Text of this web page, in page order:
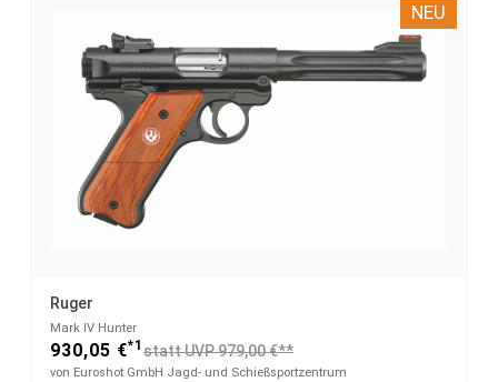
NEU
Ruger
Mark IV Hunter
930,05 €*1 statt UVP 979,00 €**
von Euroshot GmbH Jagd- und Schießsportzentrum